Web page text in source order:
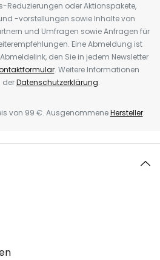
Reduzierungen oder Aktionspakete,
-vorstellungen sowie Inhalte von
und Umfragen sowie Anfragen für
Eine Abmeldung ist
den Sie in jedem Newsletter
. Weitere Informationen
derDatenschutzerklärung.
von 99 €. AusgenommeneHersteller.